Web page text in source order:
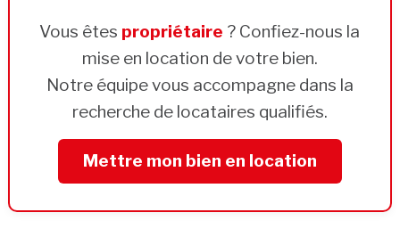
Vous êtes propriétaire ? Confiez-nous la
mise en location de votre bien.
Notre équipe vous accompagne dans la
recherche de locataires qualifiés.
Mettre mon bien en location